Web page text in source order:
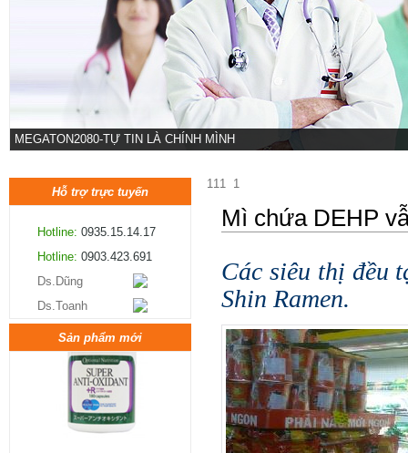
MEGATON2080-TỰ TIN LÀ CHÍNH MÌNH
111
Hỗ trợ trực tuyến
Hotline: 0935.15.14.17
Hotline: 0903.423.691
Ds.Dũng
Ds.Toanh
Sản phẩm mới
Pb) α-Lipoic acid
Super Antioxidant +R
1
Mì chứa DEHP
Các siêu thị đều
Shin Ramen.